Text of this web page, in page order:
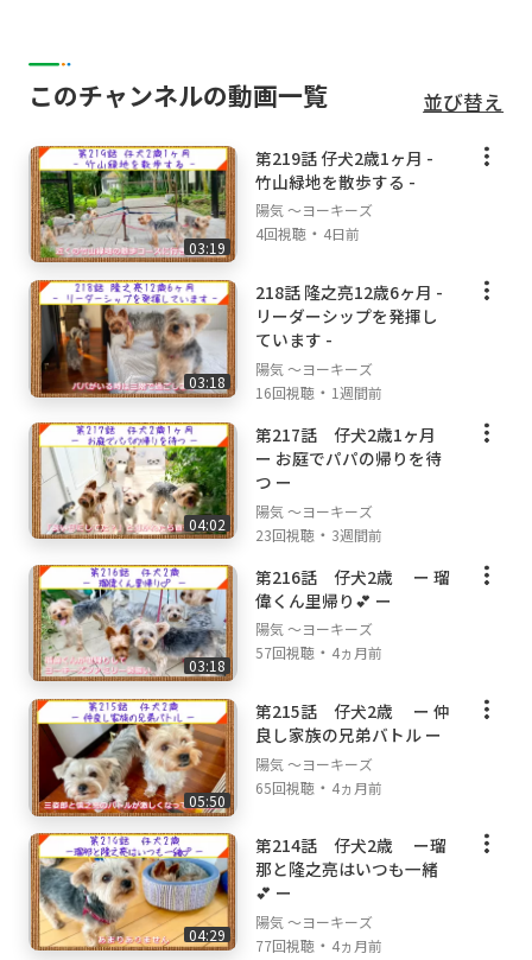
このチャンネルの動画一覧 並び替え
03:19
第219話 仔犬2歳1ヶ月 -
竹山緑地を散歩する -
陽気 ～ヨーキーズ
4回視聴 ・ 4日前
03:18
218話 隆之亮12歳6ヶ月 -
リーダーシップを発揮し
ています -
陽気 ～ヨーキーズ
16回視聴 ・ 1週間前
04:02
第217話 仔犬2歳1ヶ月
ー お庭でパパの帰りを待
つ ー
陽気 ～ヨーキーズ
23回視聴 ・ 3週間前
03:18
第216話 仔犬2歳 ー 瑠
偉くん里帰り💕 ー
陽気 ～ヨーキーズ
57回視聴 ・ 4ヵ月前
05:50
第215話 仔犬2歳 ー 仲
良し家族の兄弟バトル ー
陽気 ～ヨーキーズ
65回視聴 ・ 4ヵ月前
04:29
第214話 仔犬2歳 ー瑠
那と隆之亮はいつも一緒
💕 ー
陽気 ～ヨーキーズ
77回視聴 ・ 4ヵ月前